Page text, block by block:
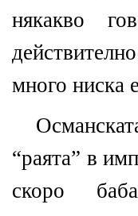
някакво
много ниска
“раята” в
скоро